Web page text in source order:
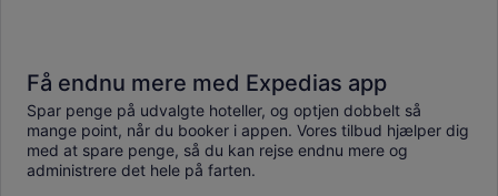
Få endnu mere med Expedias app
Spar penge på udvalgte hoteller, og optjen dobbelt så
mange point, når du booker i appen. Vores tilbud hjælper dig
med at spare penge, så du kan rejse endnu mere og
administrere det hele på farten.